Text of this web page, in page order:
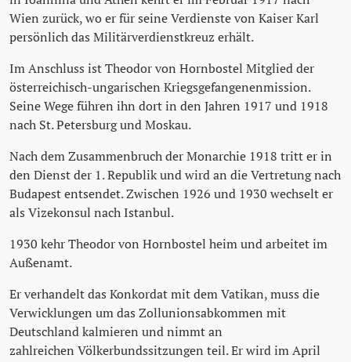
Wien zurück, wo er für seine Verdienste von Kaiser Karl
persönlich das Militärverdienstkreuz erhält.
Im Anschluss ist Theodor von Hornbostel Mitglied der
österreichisch-ungarischen Kriegsgefangenenmission.
Seine Wege führen ihn dort in den Jahren 1917 und 1918
nach St. Petersburg und Moskau.
Nach dem Zusammenbruch der Monarchie 1918 tritt er in
den Dienst der 1. Republik und wird an die Vertretung nach
Budapest entsendet. Zwischen 1926 und 1930 wechselt er
als Vizekonsul nach Istanbul.
1930 kehr Theodor von Hornbostel heim und arbeitet im
Außenamt.
Er verhandelt das Konkordat mit dem Vatikan, muss die
Verwicklungen um das Zollunionsabkommen mit
Deutschland kalmieren und nimmt an
zahlreichen Völkerbundssitzungen teil. Er wird im April